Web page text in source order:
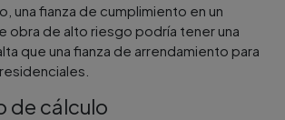
una fianza de cumplimiento en un
obra de alto riesgo podría tener una
que una fianza de arrendamiento para
de cálculo